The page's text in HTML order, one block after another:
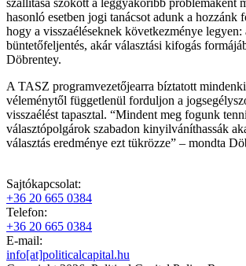
szállítása szokott a leggyakoribb problémaként
hasonló esetben jogi tanácsot adunk a hozzánk
hogy a visszaéléseknek következménye legyen:
büntetőfeljentés, akár választási kifogás
Döbrentey.
A TASZ programvezetőjearra bíztatott
véleménytől függetlenül forduljon a
visszaélést tapasztal. “Mindent meg fogunk
választópolgárok szabadon kinyilváníthassák
választás eredménye ezt tükrözze” – mondta
Sajtókapcsolat:
+36 20 665 0384
Telefon:
+36 20 665 0384
E-mail:
info[at]politicalcapital.hu